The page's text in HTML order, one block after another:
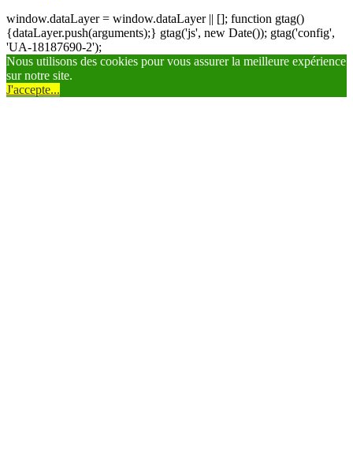
window.dataLayer = window.dataLayer || []; function gtag()
{dataLayer.push(arguments);} gtag('js', new Date()); gtag('config',
'UA-18187690-2');
Nous utilisons des cookies pour vous assurer la meilleure expérience
sur notre site.
J'accepte...